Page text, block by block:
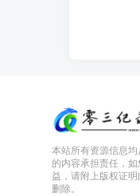
本站所有资源信息
的内容承担责任，
益，请附上版权证
删除。